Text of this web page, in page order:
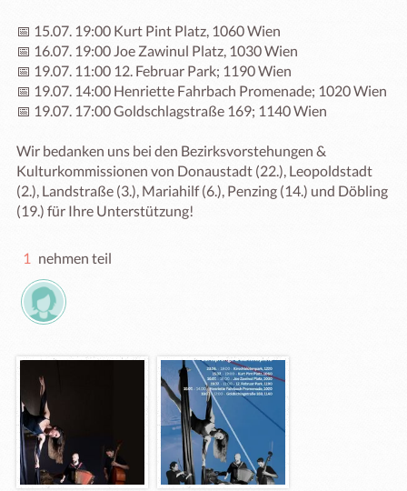
📅 15.07. 19:00 Kurt Pint Platz, 1060 Wien
📅 16.07. 19:00 Joe Zawinul Platz, 1030 Wien
📅 19.07. 11:00 12. Februar Park; 1190 Wien
📅 19.07. 14:00 Henriette Fahrbach Promenade; 1020 Wien
📅 19.07. 17:00 Goldschlagstraße 169; 1140 Wien
Wir bedanken uns bei den Bezirksvorstehungen &
Kulturkommissionen von Donaustadt (22.), Leopoldstadt
(2.), Landstraße (3.), Mariahilf (6.), Penzing (14.) und Döbling
(19.) für Ihre Unterstützung!
1 nehmen teil